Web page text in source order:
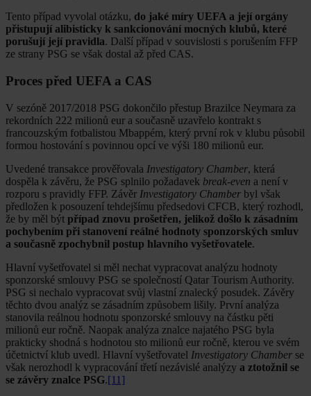
Tento případ vyvolal otázku, do jaké míry UEFA a její orgány
přistupují alibisticky k sankcionování mocných klubů, které
porušují její pravidla. Další případ v souvislosti s porušením FFP
ze strany PSG se však dostal až před CAS.
Proces před UEFA a CAS
V sezóně 2017/2018 PSG dokončilo přestup Brazilce Neymara za
rekordních 222 milionů eur a současně uzavřelo kontrakt s
francouzským fotbalistou Mbappém, který první rok v klubu působil
formou hostování s povinnou opcí ve výši 180 milionů eur.
Uvedené transakce prověřovala Investigatory Chamber, která
dospěla k závěru, že PSG splnilo požadavek break-even a není v
rozporu s pravidly FFP. Závěr Investigatory Chamber byl však
předložen k posouzení tehdejšímu předsedovi CFCB, který rozhodl,
že by měl být případ znovu prošetřen, jelikož došlo k zásadním
pochybením při stanovení reálné hodnoty sponzorských smluv
a současně zpochybnil postup hlavního vyšetřovatele.
Hlavní vyšetřovatel si měl nechat vypracovat analýzu hodnoty
sponzorské smlouvy PSG se společností Qatar Tourism Authority.
PSG si nechalo vypracovat svůj vlastní znalecký posudek. Závěry
těchto dvou analýz se zásadním způsobem lišily. První analýza
stanovila reálnou hodnotu sponzorské smlouvy na částku pěti
milionů eur ročně. Naopak analýza znalce najatého PSG byla
prakticky shodná s hodnotou sto milionů eur ročně, kterou ve svém
účetnictví klub uvedl. Hlavní vyšetřovatel Investigatory Chamber se
však nerozhodl k vypracování třetí nezávislé analýzy a ztotožnil se
se závěry znalce PSG.[11]